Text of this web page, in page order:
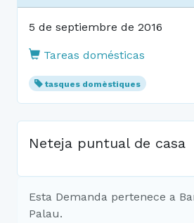
5 de septiembre de 2016
Tareas domésticas
tasques domèstiques
Neteja puntual de casa
Esta Demanda pertenece a
Palau.